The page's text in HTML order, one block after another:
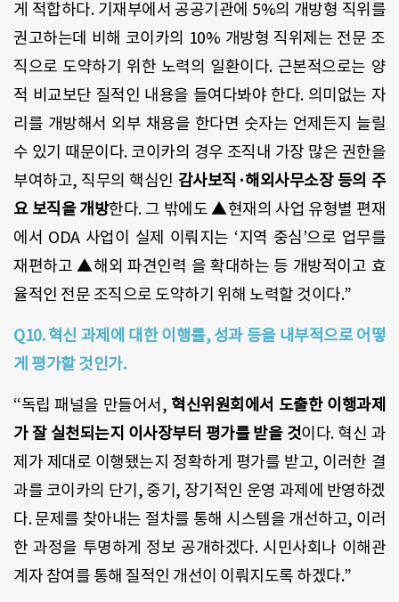
게 적합하다. 기재부에서 공공기관에 5%의 개방형 직위를
권고하는데 비해 코이카의 10% 개방형 직위제는 전문 조
직으로 도약하기 위한 노력의 일환이다. 근본적으로는 양
적 비교보단 질적인 내용을 들여다봐야 한다. 의미없는 자
리를 개방해서 외부 채용을 한다면 숫자는 언제든지 늘릴
수 있기 때문이다. 코이카의 경우 조직내 가장 많은 권한을
부여하고, 직무의 핵심인 감사보직·해외사무소장 등의 주
요 보직을 개방한다. 그 밖에도 ▲현재의 사업 유형별 편재
에서 ODA 사업이 실제 이뤄지는 ‘지역 중심’으로 업무를
재편하고 ▲해외 파견인력 을 확대하는 등 개방적이고 효
율적인 전문 조직으로 도약하기 위해 노력할 것이다.”
Q10. 혁신 과제에 대한 이행률, 성과 등을 내부적으로 어떻
게 평가할 것인가.
“독립 패널을 만들어서, 혁신위원회에서 도출한 이행과제
가 잘 실천되는지 이사장부터 평가를 받을 것이다. 혁신 과
제가 제대로 이행됐는지 정확하게 평가를 받고, 이러한 결
과를 코이카의 단기, 중기, 장기적인 운영 과제에 반영하겠
다. 문제를 찾아내는 절차를 통해 시스템을 개선하고, 이러
한 과정을 투명하게 정보 공개하겠다. 시민사회나 이해관
계자 참여를 통해 질적인 개선이 이뤄지도록 하겠다.”